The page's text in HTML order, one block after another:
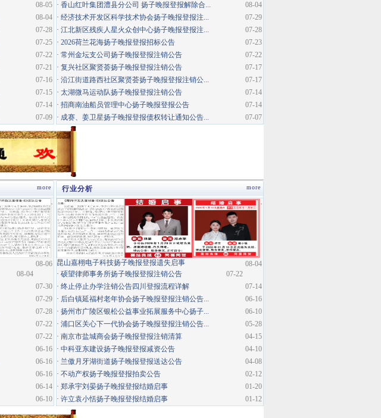
08-05
08-04
07-28
07-25
07-22
07-21
07-16
07-15
07-14
07-09
08-04
· 香山红叶集团澧县分公司 扬子晚报登报解除合...
07-29
· 经济技术开发区科学技术协会扬子晚报登报注...
07-28
· 江北新区残疾人星火众创中心扬子晚报登报注...
07-23
· 2026荷兰花海扬子晚报登报招标公告
07-22
· 常州金坛支公司扬子晚报登报注销公告
07-17
· 复兴社区聚贤荟扬子晚报登报注销公告
07-17
· 沿江街道路西社区聚贤荟扬子晚报登报注销公...
07-14
· 太湖微马运动队扬子晚报登报注销公告
07-14
· 招商南油船员管理中心扬子晚报登报公告
07-07
· 成赛、姜卫星扬子晚报登报债权转让通知公告...
more more
行业分析
08-06
·
08-04
07-30
07-29
07-28
07-22
07-22
06-16
06-16
06-16
06-14
06-10
08-04
·
昆山嘉栩电子科技扬子晚报登报遗失启事
07-22
· 硕望律师事务所扬子晚报登报注销公告
07-14
· 终止停止办学注销公告四川登报流程详解
06-16
· 后白镇延福村老年协会扬子晚报登报注销公告...
06-10
· 扬州市广陵区银松公益事业拓展服务中心扬子...
05-28
· 浦口区关心下一代协会扬子晚报登报注销公告...
04-15
· 南京市盐城商会扬子晚报登报注销清算
04-10
· 中科亚东建设扬子晚报登报减资公告
04-08
· 兰傲月牙湖街道扬子晚报登报送达公告
02-12
· 不动产权扬子晚报登报拍卖公告
01-20
· 郑承宇刘晏扬子晚报登报结婚启事
01-12
· 许立袁小恬扬子晚报登报结婚启事